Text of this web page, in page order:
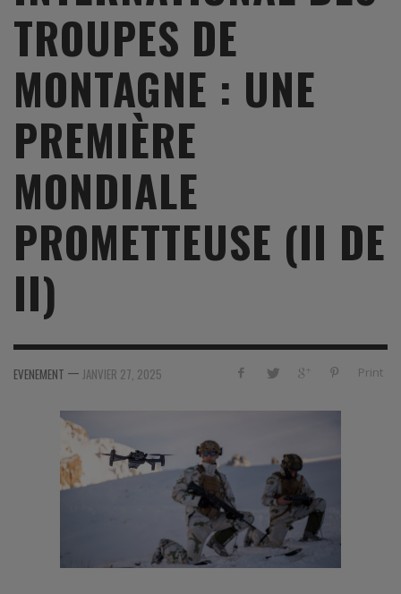
TROUPES DE
MONTAGNE : UNE
PREMIÈRE
MONDIALE
PROMETTEUSE (II DE
II)
Print
EVENEMENT — JANVIER 27, 2025